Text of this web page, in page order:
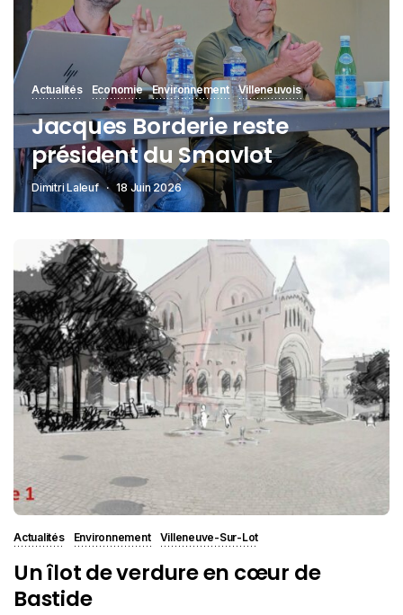
Actualités Economie Environnement Villeneuvois
Jacques Borderie reste
président du Smavlot
Dimitri Laleuf 18 Juin 2026
Actualités Environnement Villeneuve-Sur-Lot
Un îlot de verdure en cœur de
Bastide